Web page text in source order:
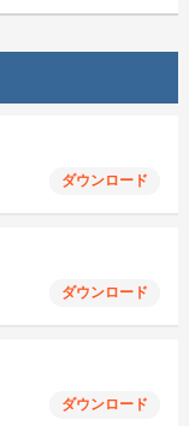
ダウンロード
ダウンロード
ダウンロード